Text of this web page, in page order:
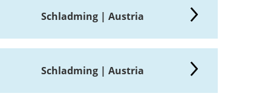
Schladming | Austria
Schladming | Austria